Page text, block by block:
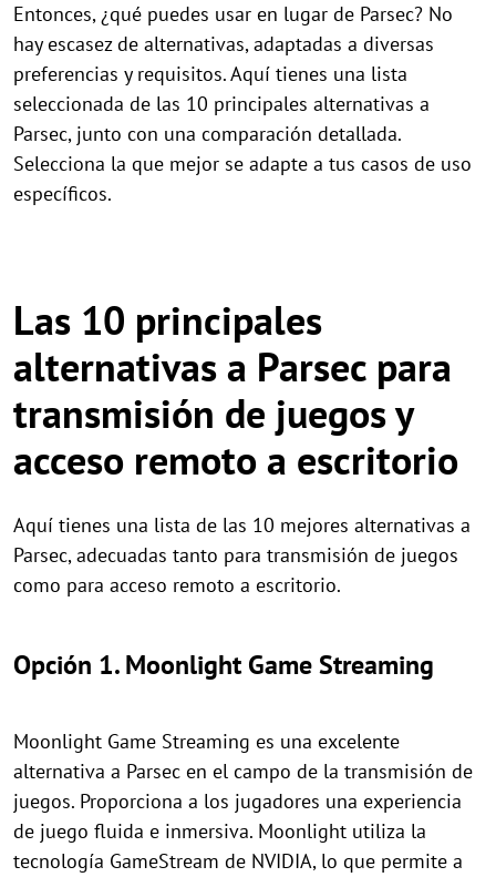
Entonces, ¿qué puedes usar en lugar de Parsec? No
hay escasez de alternativas, adaptadas a diversas
preferencias y requisitos. Aquí tienes una lista
seleccionada de las 10 principales alternativas a
Parsec, junto con una comparación detallada.
Selecciona la que mejor se adapte a tus casos de uso
específicos.
Las 10 principales
alternativas a Parsec para
transmisión de juegos y
acceso remoto a escritorio
Aquí tienes una lista de las 10 mejores alternativas a
Parsec, adecuadas tanto para transmisión de juegos
como para acceso remoto a escritorio.
Opción 1. Moonlight Game Streaming
Moonlight Game Streaming es una excelente
alternativa a Parsec en el campo de la transmisión de
juegos. Proporciona a los jugadores una experiencia
de juego fluida e inmersiva. Moonlight utiliza la
tecnología GameStream de NVIDIA, lo que permite a